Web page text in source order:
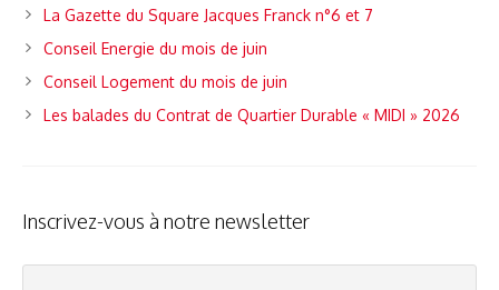
La Gazette du Square Jacques Franck n°6 et 7
Conseil Energie du mois de juin
Conseil Logement du mois de juin
Les balades du Contrat de Quartier Durable « MIDI » 2026
Inscrivez-vous à notre newsletter